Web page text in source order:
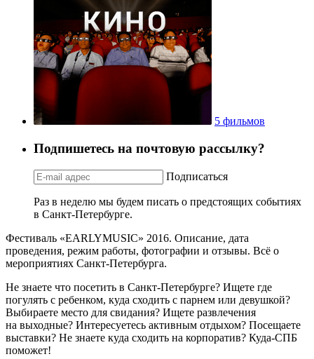
5 фильмов
Подпишетесь на почтовую рассылку?
Подписаться
Раз в неделю мы будем писать о предстоящих событиях
в Санкт-Петербурге.
Фестиваль «EARLYMUSIC» 2016. Описание, дата
проведения, режим работы, фотографии и отзывы. Всё о
мероприятиях Санкт-Петербурга.
Не знаете что посетить в Санкт-Петербурге? Ищете где
погулять с ребенком, куда сходить с парнем или девушкой?
Выбираете место для свидания? Ищете развлечения
на выходные? Интересуетесь активным отдыхом? Посещаете
выставки? Не знаете куда сходить на корпоратив? Куда-СПБ
поможет!